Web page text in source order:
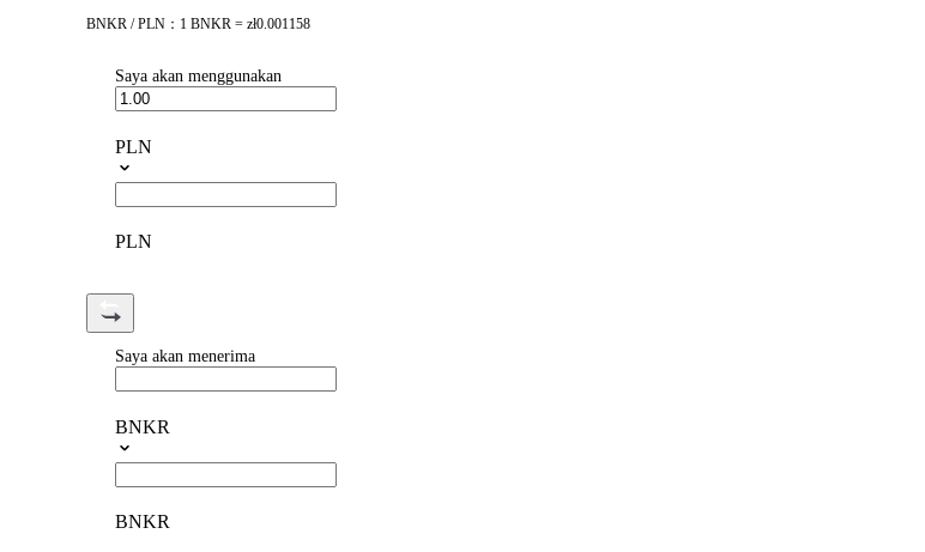
BNKR / PLN：1 BNKR = zł0.001158
Saya akan menggunakan
PLN
PLN
Saya akan menerima
BNKR
BNKR